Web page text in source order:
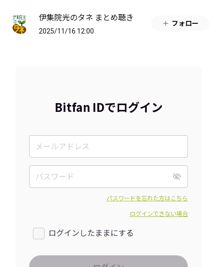
伊集院光のタネ まとめ聴き
2025/11/16 12:00
フォロー
Bitfan IDでログイン
パスワードを忘れた方はこちら
ログインできない場合
ログインしたままにする